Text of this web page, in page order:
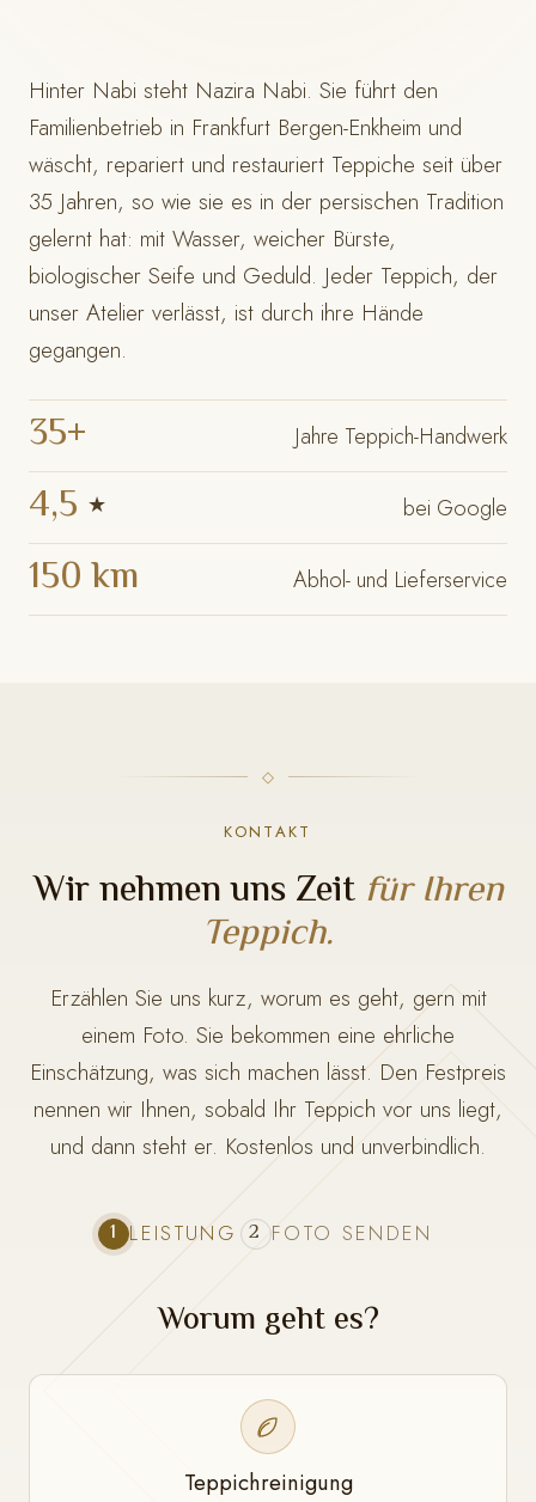
Hinter Nabi steht Nazira Nabi. Sie führt den
Familienbetrieb in Frankfurt Bergen-Enkheim und
wäscht, repariert und restauriert Teppiche seit über
35 Jahren, so wie sie es in der persischen Tradition
gelernt hat: mit Wasser, weicher Bürste,
biologischer Seife und Geduld. Jeder Teppich, der
unser Atelier verlässt, ist durch ihre Hände
gegangen.
35+ Jahre Teppich-Handwerk
4,5 ★ bei Google
150 km Abhol- und Lieferservice
KONTAKT
Wir nehmen uns Zeit für Ihren
Teppich.
Erzählen Sie uns kurz, worum es geht, gern mit
einem Foto. Sie bekommen eine ehrliche
Einschätzung, was sich machen lässt. Den Festpreis
nennen wir Ihnen, sobald Ihr Teppich vor uns liegt,
und dann steht er. Kostenlos und unverbindlich.
1 LEISTUNG 2 FOTO SENDEN
Worum geht es?
Teppichreinigung